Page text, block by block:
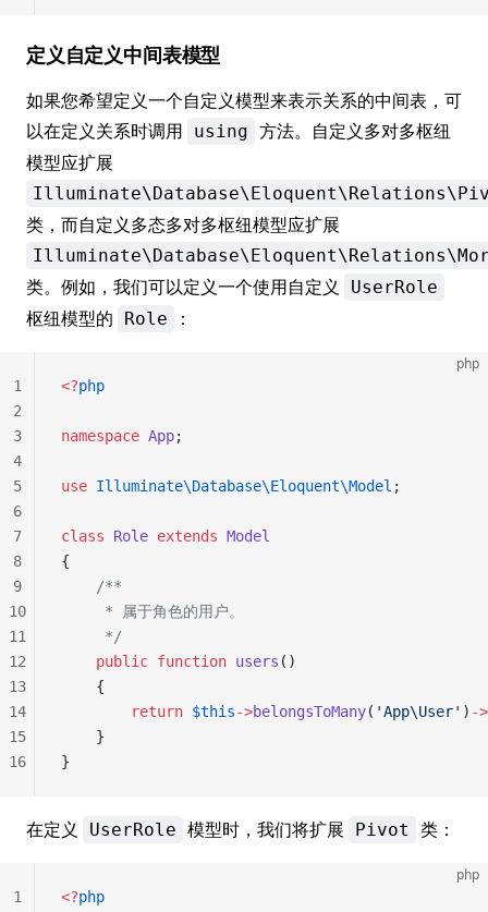
定义自定义中间表模型
如果您希望定义一个自定义模型来表示关系的中间表，可
以在定义关系时调用
using 方法。自定义多对多枢纽
模型应扩展
类，而自定义多态多对多枢纽模型应扩展
类。例如，我们可以定义一个使用自定义 UserRole
枢纽模型的 Role ：
php
<?php
namespace App;
use Illuminate\Database\Eloquent\Model ;
class Role extends Model
{
    /**
     * 属于角色的用户。
     */
    public
function users ()
    {
        return
$this->belongsToMany( 'App\User' ) ->
    }
}
1
2
3
4
5
6
7
8
9
10
11
12
13
14
15
16
在定义 UserRole 模型时，我们将扩展 Pivot 类：
php
<?php
1